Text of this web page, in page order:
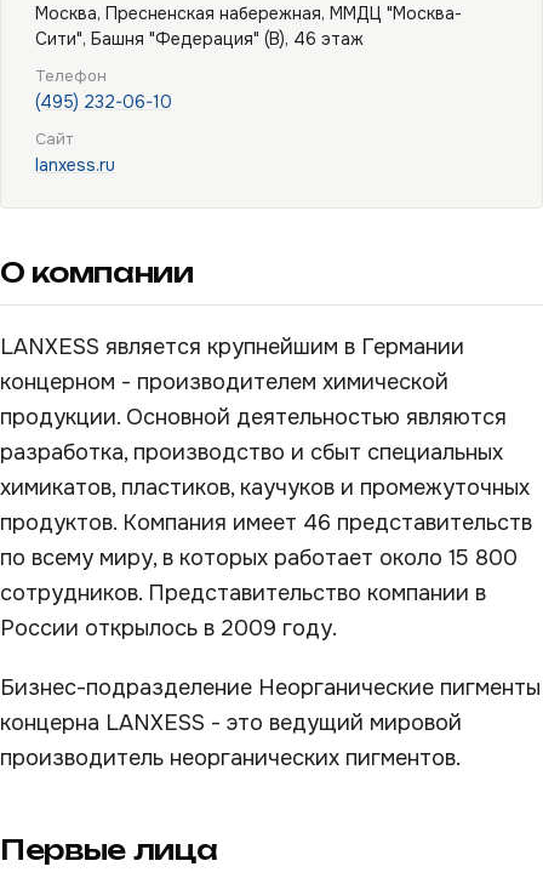
Москва, Пресненская набережная, ММДЦ "Москва-
Сити", Башня "Федерация" (В), 46 этаж
Телефон
(495) 232-06-10
Сайт
lanxess.ru
О компании
LANXESS является крупнейшим в Германии
концерном - производителем химической
продукции. Основной деятельностью являются
разработка, производство и сбыт специальных
химикатов, пластиков, каучуков и промежуточных
продуктов. Компания имеет 46 представительств
по всему миру, в которых работает около 15 800
сотрудников. Представительство компании в
России открылось в 2009 году.
Бизнес-подразделение Неорганические пигменты
концерна LANXESS - это ведущий мировой
производитель неорганических пигментов.
Первые лица